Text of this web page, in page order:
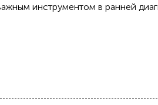
инструментом в ранней